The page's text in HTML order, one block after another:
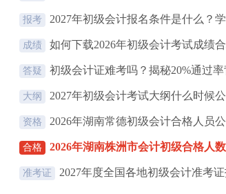
报考 2027年初级会计报名条件是什么？
成绩 如何下载2026年初级会计考试成绩
答疑 初级会计证难考吗？揭秘20%通过
大纲 2027年初级会计考试大纲什么时候
资格 2026年湖南常德初级会计合格人员
合格 2026年湖南株洲市会计初级合格人
准考证 2027年度全国各地初级会计准考